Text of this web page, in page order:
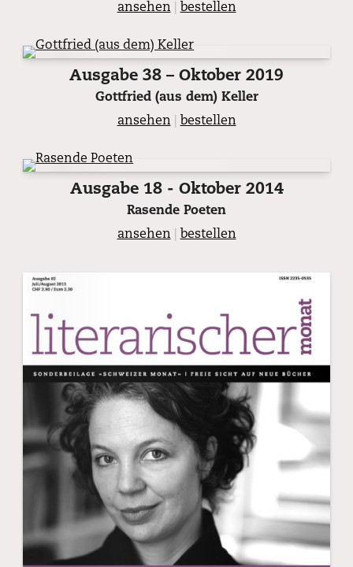
ansehen
bestellen
Ausgabe 38 – Oktober 2019
Gottfried (aus dem) Keller
ansehen
bestellen
Ausgabe 18 - Oktober 2014
Rasende Poeten
ansehen
bestellen